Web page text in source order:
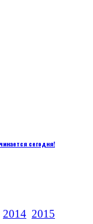
сегодня!
2014 2015